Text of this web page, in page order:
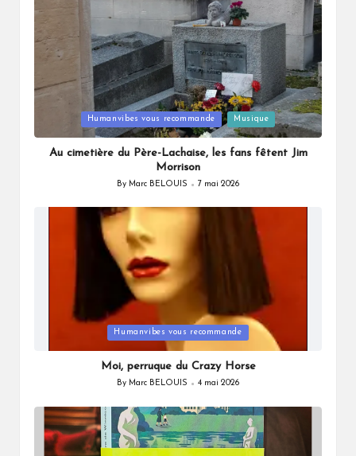
in
Humanvibes vous recommande Musique
Au cimetière du Père-Lachaise, les fans fêtent Jim
Morrison
Posted
By Marc BELOUIS 7 mai 2026
in
Humanvibes vous recommande
Moi, perruque du Crazy Horse
Posted
By Marc BELOUIS 4 mai 2026